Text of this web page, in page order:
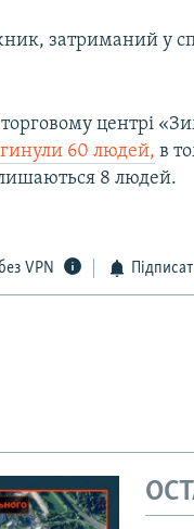
затриманий у
центрі
60 людей, в
8 людей.
VPN